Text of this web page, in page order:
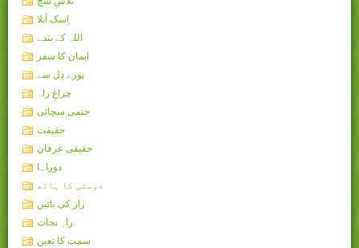
اِسک آبلا
اللہ کے بندے
ایمان کا سفر
پورے دِل سے
چراغِ راہ
حتمی سچائی
حقیقت
حقیقی عرفان
دوراہا
دوستی کا ہاتھ
راز کی باتیں
راہِ نجات
سمت کا تعین